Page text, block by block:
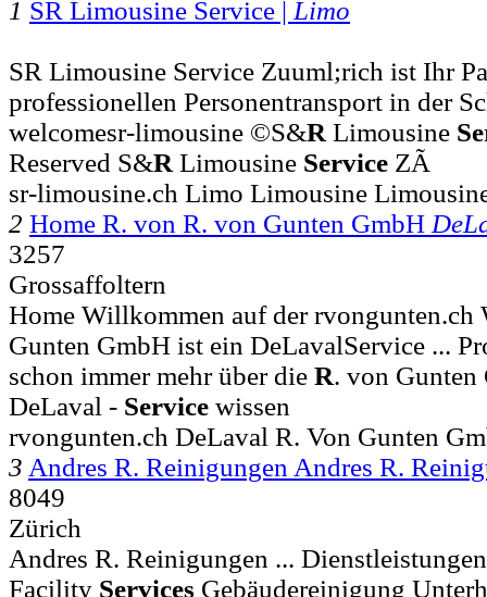
1 SR Limousine Service | Limo
SR Limousine Service Zuuml;rich ist Ihr
professionellen Personentransport in der
welcomesr-limousine ©S&R Limousine
Reserved S&R Limousine Service ZÃ
sr-limousine.ch Limo Limousine
2 Home R. von R. von Gunten GmbH
3257
Grossaffoltern
Home Willkommen auf der rvongunten.ch
Gunten GmbH ist ein DeLavalService ...
schon immer mehr über die R. von Gunten
DeLaval - Service wissen
rvongunten.ch DeLaval R. Von Gunten
3 Andres R. Reinigungen Andres R.
8049
Zürich
Andres R. Reinigungen ...
Facility Services Gebäudereinigung